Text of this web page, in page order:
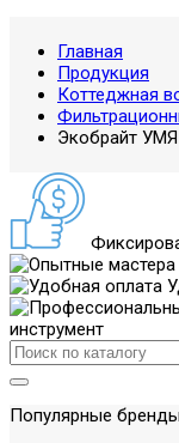
Главная
Продукция
Коттеджная
Экобрайт
инструмент
Популярные бренды